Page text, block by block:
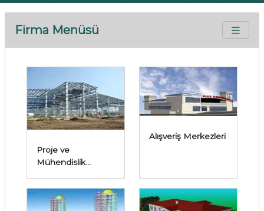
Firma Menüsü
Proje ve
Mühendislik
Alışveriş Merkezleri